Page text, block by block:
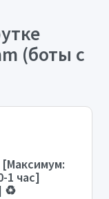
(боты с
1 час]
♻️